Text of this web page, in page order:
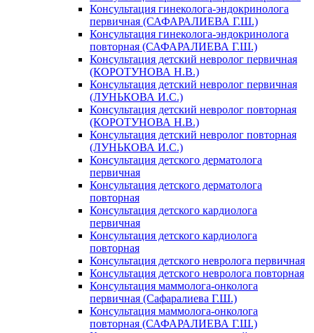
Консультация гинеколога-эндокринолога
первичная (САФАРАЛИЕВА Г.Ш.)
Консультация гинеколога-эндокринолога
повторная (САФАРАЛИЕВА Г.Ш.)
Консультация детский невролог первичная
(КОРОТУНОВА Н.В.)
Консультация детский невролог первичная
(ЛУНЬКОВА И.С.)
Консультация детский невролог повторная
(КОРОТУНОВА Н.В.)
Консультация детский невролог повторная
(ЛУНЬКОВА И.С.)
Консультация детского дерматолога
первичная
Консультация детского дерматолога
повторная
Консультация детского кардиолога
первичная
Консультация детского кардиолога
повторная
Консультация детского невролога первичная
Консультация детского невролога повторная
Консультация маммолога-онколога
первичная (Сафаралиева Г.Ш.)
Консультация маммолога-онколога
повторная (САФАРАЛИЕВА Г.Ш.)